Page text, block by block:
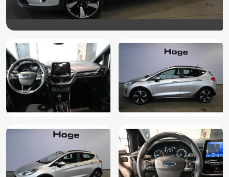
Brake Assist System
Buitenspiegels elektrisch inklapbaar
Buitenspiegels elektrisch verstelbaar
Buitenspiegels in carrosseriekleur
Buitenspiegels met verlichting
Buitenspiegels verwarmbaar
Bumpers in carrosseriekleur
Centrale deurvergrendeling met afstandsbediening
Cruise control
Dakrails zwart (BLYAZ)
Dimlichten automatisch